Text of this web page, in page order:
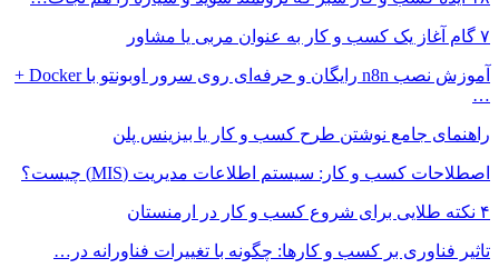
۷ گام آغاز یک کسب و کار به عنوان مربی یا مشاور
آموزش نصب n8n رایگان و حرفه‌ای روی سرور اوبونتو با Docker +
…
راهنمای جامع نوشتن طرح کسب و کار یا بیزینس پلن
اصطلاحات کسب و کار: سیستم اطلاعات مدیریت (MIS) چیست؟
۴ نکته طلایی برای شروع کسب و کار در ارمنستان
تاثیر فناوری بر کسب و کارها: چگونه با تغییرات فناورانه در…